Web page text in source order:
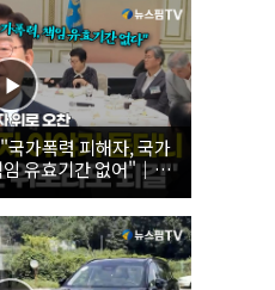
가폭력 피해자, 국가
유효기간 없어"｜
자 위로 오찬